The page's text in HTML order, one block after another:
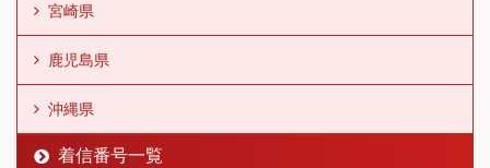
宮崎県
鹿児島県
沖縄県
着信番号一覧